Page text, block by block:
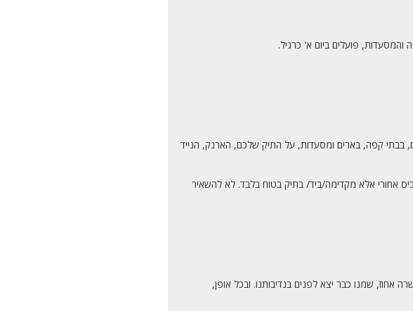
והמסעדות, פועלים ביום א' כרגיל.
בבתי קפה, בארים ומסעדות, על התיק שלכם, הארנק, הנייד
אחורי אלא מקדימה/ביד/ בתיק בטוח בלבד. לא להשאיר
אחוז, שמנו כבר יצא לפנים בנדיבותנו. ובכל אופן,